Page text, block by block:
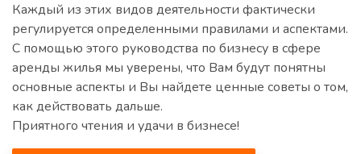
Каждый из этих видов деятельности фактически
регулируется определенными правилами и аспектами.
С помощью этого руководства по бизнесу в сфере
аренды жилья мы уверены, что Вам будут понятны
основные аспекты и Вы найдете ценные советы о том,
как действовать дальше.
Приятного чтения и удачи в бизнесе!